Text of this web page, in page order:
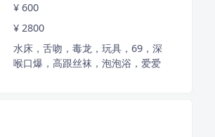
¥ 600
¥ 2800
水床，舌吻，毒龙，玩具，69，深
喉口爆，高跟丝袜，泡泡浴，爱爱